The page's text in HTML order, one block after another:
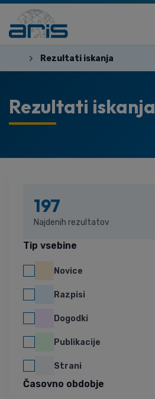
Rezultati iskanja
Rezultati iskanja
197
Najdenih rezultatov
Tip vsebine
Novice
Razpisi
Dogodki
Publikacije
Strani
Časovno obdobje